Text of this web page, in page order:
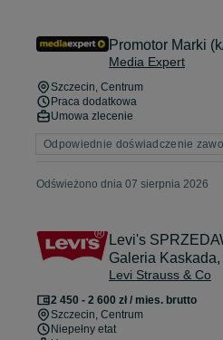
Promotor Marki
Media Expert
Szczecin, Centrum
Praca dodatkowa
Umowa zlecenie
Odpowiednie doświadczenie
Odświeżono dnia 07 sierpnia 2026
Levi's
Galeria
Levi Strauss & Co
2 450 - 2 600 zł / mies. brutto
Szczecin, Centrum
Niepełny etat